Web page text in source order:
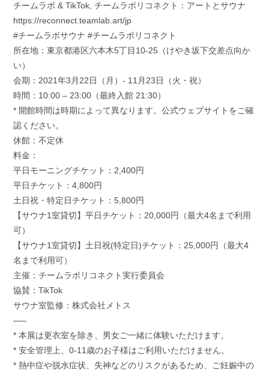
チームラボ & TikTok, チームラボリコネクト：アートとサウナ
https://reconnect.teamlab.art/jp
#チームラボサウナ #チームラボリコネクト
所在地：東京都港区六本木5丁目10-25（けやき坂下交差点向か
い）
会期：2021年3月22日（月）- 11月23日（火・祝）
時間：10:00 – 23:00（最終入館 21:30）
* 開館時間は時期によって異なります。公式ウェブサイトをご確
認ください。
休館：不定休
料金：
平日モーニングチケット：2,400円
平日チケット：4,800円
土日祝・特定日チケット：5,800円
【サウナ1室貸切】平日チケット：20,000円（最大4名まで利用
可）
【サウナ1室貸切】土日祝(特定日)チケット：25,000円（最大4
名まで利用可）
主催：チームラボリコネクト実行委員会
協賛：TikTok
サウナ室監修：株式会社メトス
—–
* 本展は更衣室を除き、男女ご一緒に体験いただけます。
* 安全管理上、0-11歳のお子様はご利用いただけません。
* 熱中症や脱水症状、失神などのリスクがあるため、ご妊娠中の